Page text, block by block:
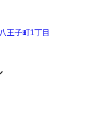
王子町1丁目